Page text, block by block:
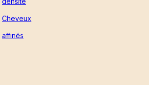
Cheveux
affinés